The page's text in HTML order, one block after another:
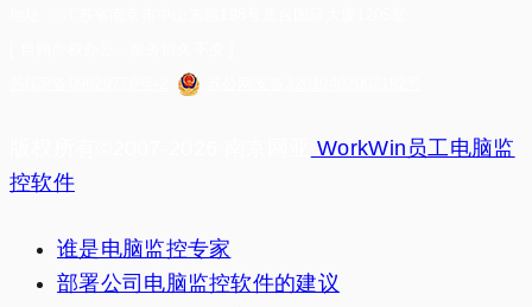
WorkWin员工电脑监
控软件
谁是电脑监控专家
部署公司电脑监控软件的建议